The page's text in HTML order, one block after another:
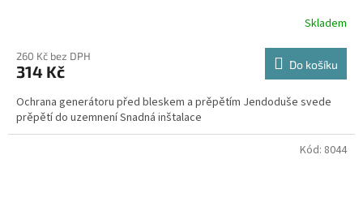
Skladem
260 Kč bez DPH
314 Kč Do košíku
Ochrana generátoru před bleskem a prěpětím Jendoduše svede
prěpětí do uzemnení Snadná inštalace
Kód: 8044